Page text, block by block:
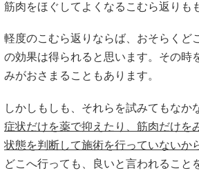
筋肉をほぐしてよくなるこむら返りも
軽度のこむら返りならば、おそらくど
の効果は得られると思います。その時
みがおさまることもあります。
しかしもしも、それらを試みてもなか
症状だけを薬で抑えたり、筋肉だけを
状態を判断して施術を行っていないか
どこへ行っても、良いと言われること